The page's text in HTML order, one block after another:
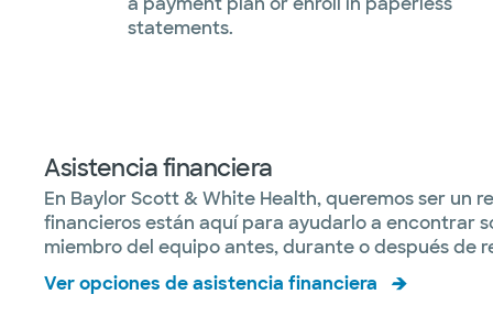
statements.
Asistencia financiera
En Baylor Scott & White Health, queremos ser un
financieros están aquí para ayudarlo a encontrar
miembro del equipo antes, durante o después de
Ver opciones de asistencia financiera